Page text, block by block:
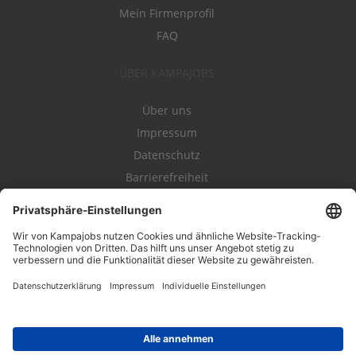
Mein Firmenprofil
FAQ
Über uns
Impressum
Datenschutz
Barrierefreiheit
Kampahire
Kampagnenforum
LeadNow